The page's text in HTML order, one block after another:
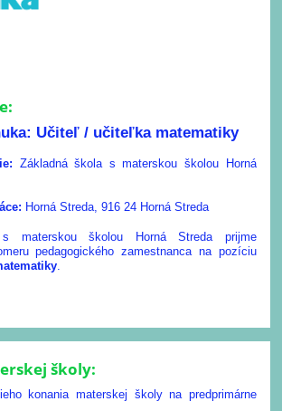
Učiteľ / učiteľka matematiky
Základná škola s materskou školou Horná
Horná Streda, 916 24 Horná Streda
materskou školou Horná Streda prijme
pedagogického zamestnanca na pozíciu
školy:
konania materskej školy na predprimárne